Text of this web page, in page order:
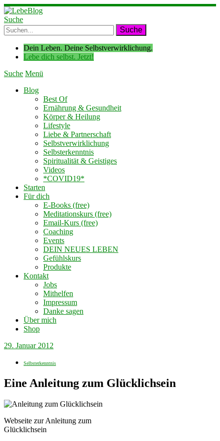
Suche
Dein Leben. Deine Selbstverwirklichung.
Lebe dich selbst. Jetzt!
Suche Menü
Blog
Best Of
Ernährung & Gesundheit
Körper & Heilung
Lifestyle
Liebe & Partnerschaft
Selbstverwirklichung
Selbsterkenntnis
Spiritualität & Geistiges
Videos
*COVID19*
Starten
Für dich
E-Books (free)
Meditationskurs (free)
Email-Kurs (free)
Coaching
Events
DEIN NEUES LEBEN
Gefühlskurs
Produkte
Kontakt
Jobs
Mithelfen
Impressum
Danke sagen
Über mich
Shop
29. Januar 2012
Selbsterkenntnis
Eine Anleitung zum Glücklichsein
Webseite zur Anleitung zum
Glücklichsein